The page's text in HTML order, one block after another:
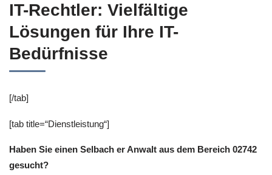
IT-Rechtler: Vielfältige
Lösungen für Ihre IT-
Bedürfnisse
[/tab]
[tab title=“Dienstleistung“]
Haben Sie einen Selbach er Anwalt aus dem Bereich 02742
gesucht?